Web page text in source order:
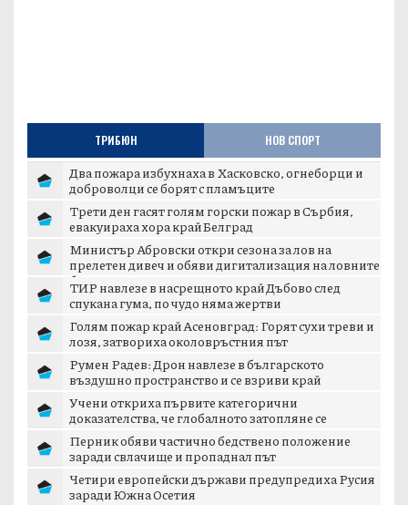
ТРИБЮН НОВ СПОРТ
Два пожара избухнаха в Хасковско, огнеборци и
доброволци се борят с пламъците
Трети ден гасят голям горски пожар в Сърбия,
евакуираха хора край Белград
Министър Абровски откри сезона за лов на
прелетен дивеч и обяви дигитализация на ловните
б...
ТИР навлезе в насрещното край Дъбово след
спукана гума, по чудо няма жертви
Голям пожар край Асеновград: Горят сухи треви и
лозя, затвориха околовръстния път
Румен Радев: Дрон навлезе в българското
въздушно пространство и се взриви край
границата с...
Учени откриха първите категорични
доказателства, че глобалното затопляне се
ускорява
Перник обяви частично бедствено положение
заради свлачище и пропаднал път
Четири европейски държави предупредиха Русия
заради Южна Осетия